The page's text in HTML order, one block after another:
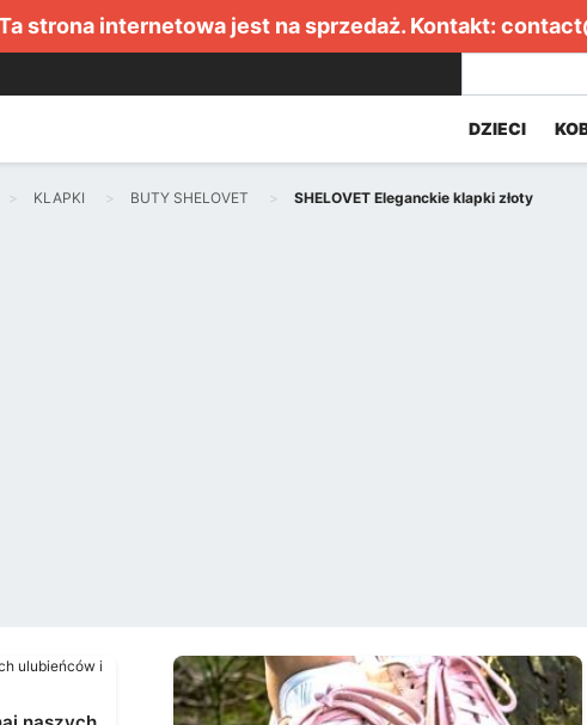
strona internetowa jest na sprzedaż. Kontakt:
DZIECI
KLAPKI BUTY SHELOVET SHELOVET Eleganckie klapki złoty